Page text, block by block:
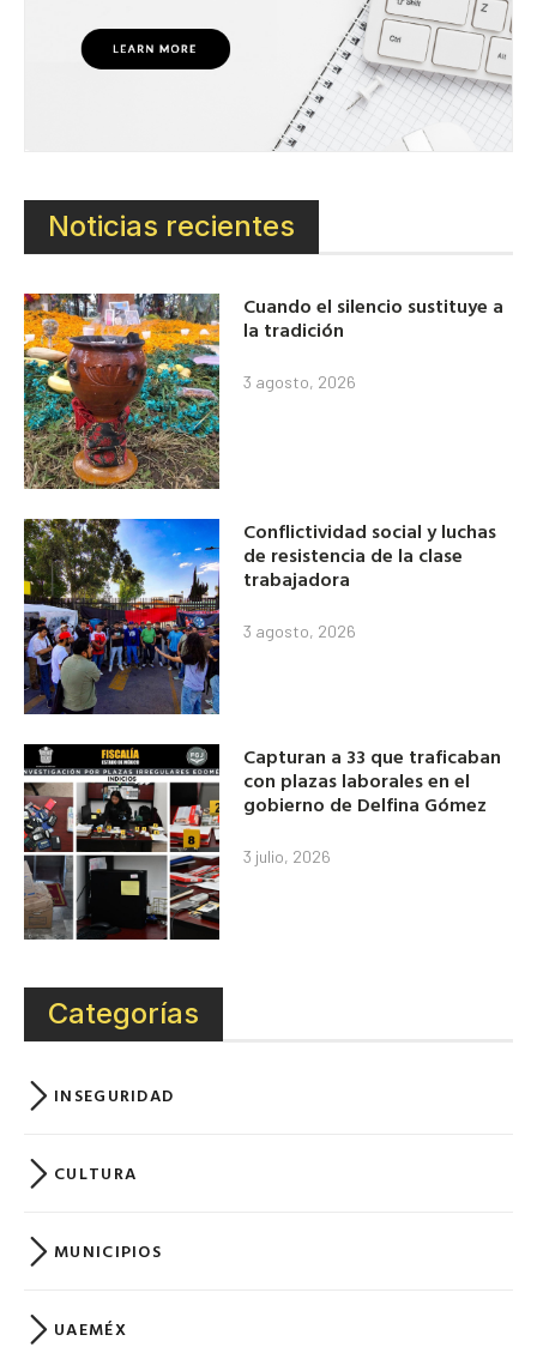
Noticias recientes
Cuando el silencio sustituye a
la tradición
3 agosto, 2026
Conflictividad social y luchas
de resistencia de la clase
trabajadora
3 agosto, 2026
Capturan a 33 que traficaban
con plazas laborales en el
gobierno de Delfina Gómez
3 julio, 2026
Categorías
INSEGURIDAD
CULTURA
MUNICIPIOS
UAEMÉX